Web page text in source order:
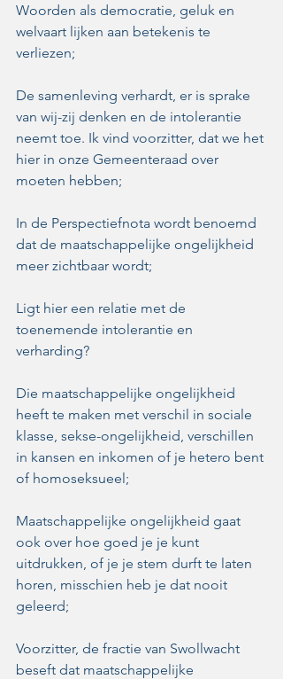
Woorden als democratie, geluk en
welvaart lijken aan betekenis te
verliezen;
De samenleving verhardt, er is sprake
van wij-zij denken en de intolerantie
neemt toe. Ik vind voorzitter, dat we het
hier in onze Gemeenteraad over
moeten hebben;
In de Perspectiefnota wordt benoemd
dat de maatschappelijke ongelijkheid
meer zichtbaar wordt;
Ligt hier een relatie met de
toenemende intolerantie en
verharding?
Die maatschappelijke ongelijkheid
heeft te maken met verschil in sociale
klasse, sekse-ongelijkheid, verschillen
in kansen en inkomen of je hetero bent
of homoseksueel;
Maatschappelijke ongelijkheid gaat
ook over hoe goed je je kunt
uitdrukken, of je je stem durft te laten
horen, misschien heb je dat nooit
geleerd;
Voorzitter, de fractie van Swollwacht
beseft dat maatschappelijke